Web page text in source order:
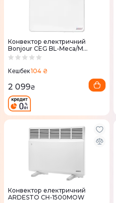
Конвектор електричний
Bonjour CEG BL-Meca/M
(1000W)
Кешбек104 ₴
2 099₴
Конвектор електричний
ARDESTO CH-1500MOW